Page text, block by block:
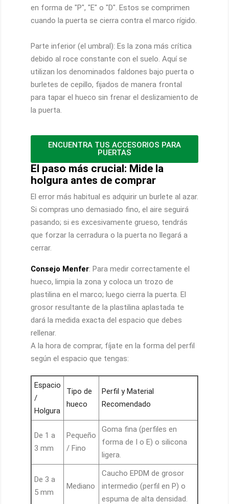
en forma de "P", "E" o "D". Estos se comprimen
cuando la puerta se cierra contra el marco rígido.
Parte inferior (el umbral): Es la zona más crítica
debido al roce constante con el suelo. Aquí se
utilizan los denominados faldones bajo puerta o
burletes de cepillo, fijados de manera frontal
para tapar el hueco sin frenar el deslizamiento de
la puerta.
ENCUENTRA TUS ACCESORIOS PARA
PUERTAS
El paso más crucial: Mide la
holgura antes de comprar
El error más habitual es adquirir un burlete al azar.
Si compras uno demasiado fino, el aire seguirá
pasando; si es excesivamente grueso, tendrás
que forzar la cerradura o la puerta no llegará a
cerrar.
Consejo Menfer: Para medir correctamente el
hueco, limpia la zona y coloca un trozo de
plastilina en el marco; luego cierra la puerta. El
grosor resultante de la plastilina aplastada te
dará la medida exacta del espacio que debes
rellenar.
A la hora de comprar, fíjate en la forma del perfil
según el espacio que tengas:
Espacio
/
Holgura
Tipo de
hueco
Perfil y Material
Recomendado
De 1 a
3 mm
Pequeño
/ Fino
Goma fina (perfiles en
forma de I o E) o silicona
ligera.
De 3 a
5 mm
Mediano
Caucho EPDM de grosor
intermedio (perfil en P) o
espuma de alta densidad.